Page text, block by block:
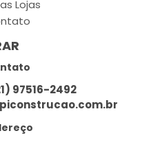
Lojas
97516-2492